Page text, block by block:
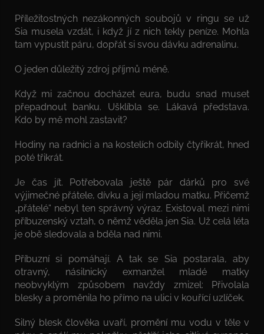
Příležitostných nezákonných soubojů v ringu se už
Sia musela vzdát, i když jí z nich tekly peníze. Mohla
tam vypustit páru, dopřát si svou dávku adrenalinu.
O jeden důležitý zdroj příjmů méně.
Když mi začnou docházet eura, budu snad muset
přepadnout banku. Ušklíbla se. Lákavá představa.
Kdo by mě mohl zastavit?
Hodiny na radnici a na kostelích odbily čtyřikrát, hned
poté třikrát.
Je čas jít. Potřebovala ještě pár dárků pro své
výjimečné přátele, dívku a její mladou matku. Přičemž
„přátelé“ nebyl ten správný výraz. Existoval mezi nimi
příbuzenský vztah, o němž věděla jen Sia. Už celá léta
je obě sledovala a bděla nad nimi.
Příbuzní si pomáhají. A tak se Sia postarala, aby
otravný, násilnický exmanžel mladé matky
neobvyklým způsobem navždy zmizel: Přivolala
blesky a proměnila ho přímo na ulici v kouřící uzlíček.
Silný blesk člověka uvaří, promění mu vodu v těle v